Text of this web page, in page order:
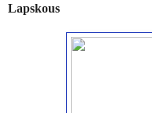
Lapskous